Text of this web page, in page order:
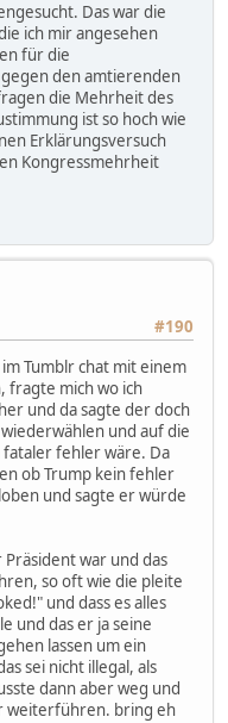
Das war die
ich mir angesehen
für die
den amtierenden
die Mehrheit des
ist so hoch wie
Erklärungsversuch
Kongressmehrheit
#190
Tumblr chat mit einem
fragte mich wo ich
und da sagte der doch
und auf die
fehler wäre. Da
ob Trump kein fehler
und sagte er würde
war und das
so oft wie die pleite
und dass es alles
und das er ja seine
lassen um ein
sei nicht illegal, als
dann aber weg und
weiterführen. bring eh